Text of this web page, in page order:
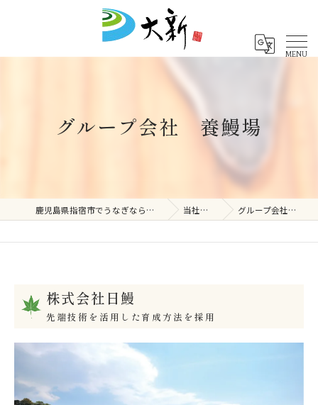
グループ会社 養鰻場
鹿児島県指宿市でうなぎなら株式会社大新 当社の特徴 グループ会社 養鰻場
株式会社日鰻
先端技術を活用した育成方法を採用